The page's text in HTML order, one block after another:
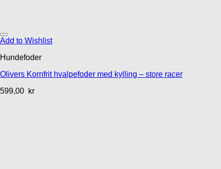
Add to Wishlist
Hundefoder
Olivers Kornfrit hvalpefoder med kylling – store racer
599,00 kr